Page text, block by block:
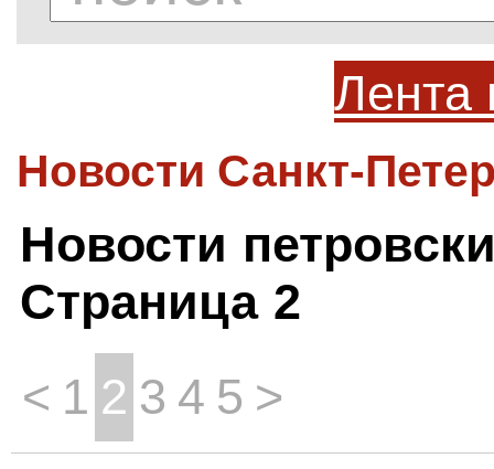
Лента
Новости Санкт-
Новости
Страница 2
< 1 2 3 4 5 >